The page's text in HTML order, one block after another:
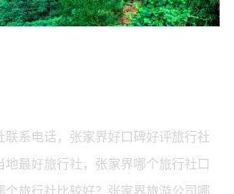
联系电话，张家界好口碑好评旅行社
地最好旅行社，张家界哪个旅行社口
个旅行社比较好？张家界旅游公司哪